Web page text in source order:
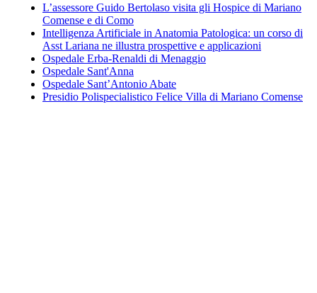
L’assessore Guido Bertolaso visita gli Hospice di Mariano
Comense e di Como
Intelligenza Artificiale in Anatomia Patologica: un corso di
Asst Lariana ne illustra prospettive e applicazioni
Ospedale Erba-Renaldi di Menaggio
Ospedale Sant'Anna
Ospedale Sant’Antonio Abate
Presidio Polispecialistico Felice Villa di Mariano Comense